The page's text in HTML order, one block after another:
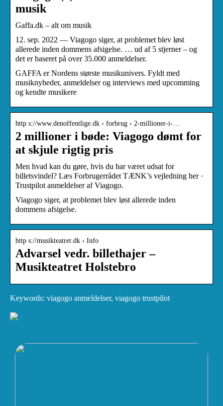
musik
Gaffa.dk – alt om musik
12. sep. 2022 — Viagogo siger, at problemet blev løst
allerede inden dommens afsigelse. … ud af 5 stjerner – og
det er baseret på over 35.000 anmeldelser.
GAFFA er Nordens største musikunivers. Fyldt med
musiknyheder, anmeldelser og interviews med upcomming
og kendte musikere
http s://www.denoffentlige.dk › forbrug › 2-millioner-i-…
2 millioner i bøde: Viagogo dømt for
at skjule rigtig pris
Men hvad kan du gøre, hvis du har været udsat for
billetsvindel? Læs Forbrugerrådet TÆNK’s vejledning her ·
Trustpilot anmeldelser af Viagogo.
Viagogo siger, at problemet blev løst allerede inden
dommens afsigelse.
http s://musikteatret.dk › Info
Advarsel vedr. billethajer –
Musikteatret Holstebro
Keywords: viagogo anmeldelser, viagogo trustpilot